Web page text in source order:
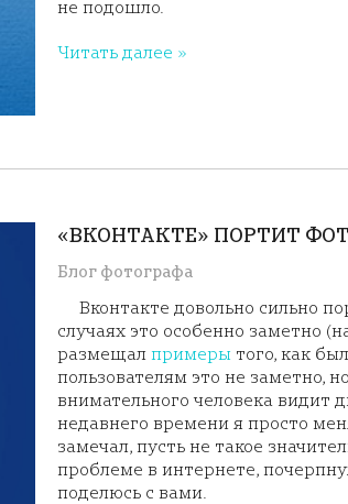
не подошло.
Читать далее »
«ВКОНТАКТЕ» ПОРТИТ
Блог фотографа
Вконтакте довольно сильно
случаях это особенно заметно
размещал примерытого, как
пользователям это не заметно,
внимательного человека видит
недавнего времени я просто
замечал, пусть не такое
проблеме в интернете,
поделюсь с вами.